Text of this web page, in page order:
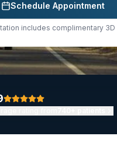
Schedule Appointment
includes complimentary 3D
rating from